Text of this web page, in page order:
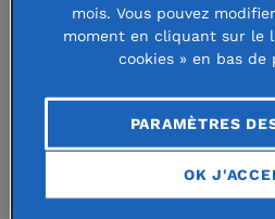
Elle aime les rencontres. Elle
gens en chair et en os et ne pas
lointaines au téléphone ou de
aller sur le terrain pour évaluer
exercé comme notaire à
mois. Vous pouvez
moment en cliquant sur le
cookies » en bas de
PARAMÈTRES
OK